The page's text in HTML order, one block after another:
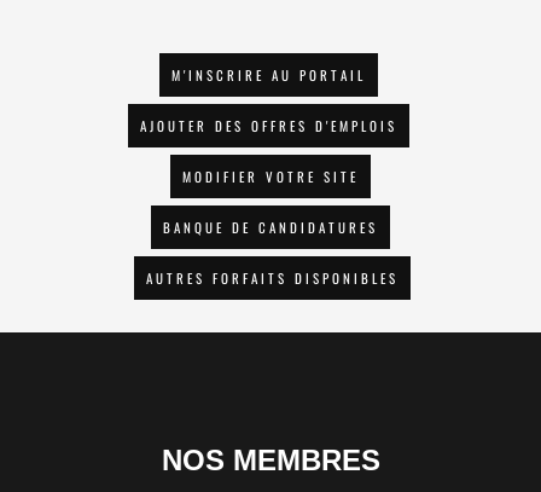
M'INSCRIRE AU PORTAIL
AJOUTER DES OFFRES D'EMPLOIS
MODIFIER VOTRE SITE
BANQUE DE CANDIDATURES
AUTRES FORFAITS DISPONIBLES
NOS MEMBRES